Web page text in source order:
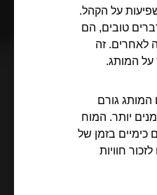
על הקהל.
טובים, הם
לאחרים. זה
על המותג.
המותג גורם
יותר. המוח
כימיים בזמן של
חוויות